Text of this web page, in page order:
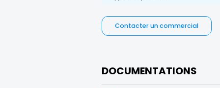
Contacter un commercial
DOCUMENTATIONS